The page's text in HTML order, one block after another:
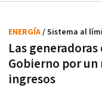
Las
Gobierno por
ingresos
ENERGÍA/ Sistema al